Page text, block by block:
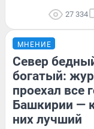
27 334
МНЕНИЕ
Север
богатый:
проехал все
Башкирии —
них лучший